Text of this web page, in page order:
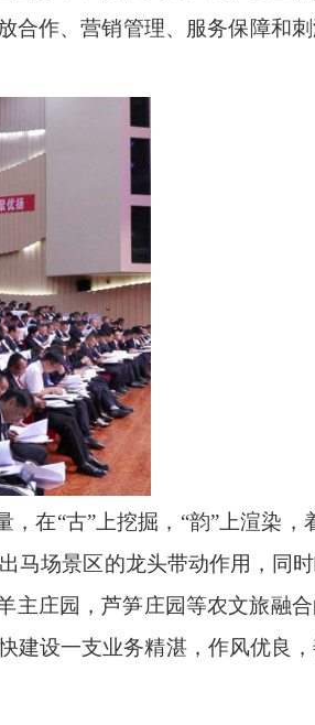
合作、营销管理、服务保障和
在“古”上挖掘，“韵”上渲染，
马场景区的龙头带动作用，同
主庄园，芦笋庄园等农文旅融
建设一支业务精湛，作风优良